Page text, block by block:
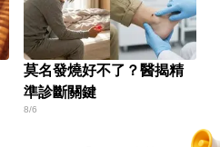
莫名發燒好不了？醫揭精
準診斷關鍵
8/6